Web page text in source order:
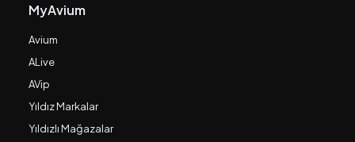
MyAvium
Avium
ALive
AVip
Yıldız Markalar
Yıldızlı Mağazalar